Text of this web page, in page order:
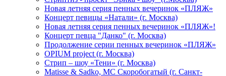
Новая летняя серия пенных вечеринок «ПЛЯЖ»
Концерт певицы «Натали» (г. Москва)
Новая летняя серия пенных вечеринок «ПЛЯЖ»!
Концерт певца "Данко" (г. Москва)
Продолжение серии пенных вечеринок «ПЛЯЖ»
OPIUM project (г. Москва)
Стрип – шоу «Тени» (г. Москва)
Matissе & Sadko, MC Скоробогатый (г. Санкт-